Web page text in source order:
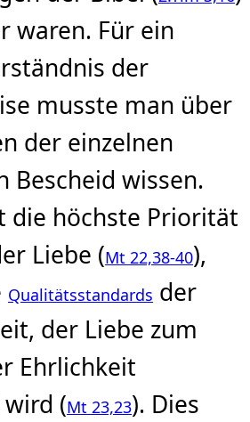
waren. Für ein
der
musste man über
der einzelnen
Bescheid wissen.
die höchste Priorität
Liebe (Mt 22,38-40),
Qualitätsstandards der
der Liebe zum
Ehrlichkeit
(Mt 23,23). Dies